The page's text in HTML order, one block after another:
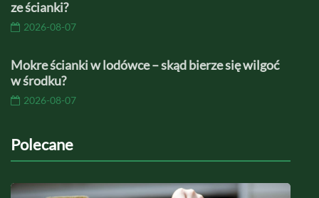
ze ścianki?
2026-08-07
Mokre ścianki w lodówce – skąd bierze się wilgoć
w środku?
2026-08-07
Polecane